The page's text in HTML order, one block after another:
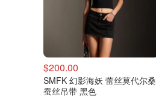
$200.00
SMFK 幻影海妖 蕾丝莫代尔桑
蚕丝吊带 黑色